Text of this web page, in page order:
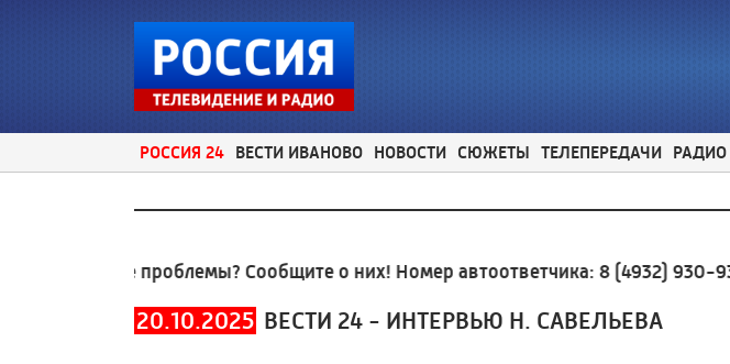
РОССИЯ 24 ВЕСТИ ИВАНОВО НОВОСТИ СЮЖЕТЫ ТЕЛЕПЕРЕДАЧИ РАДИО
проблемы? Сообщите о них! Номер автоответчика:8 (4932) 930-930
20.10.2025 ВЕСТИ 24 - ИНТЕРВЬЮ Н. САВЕЛЬЕВА